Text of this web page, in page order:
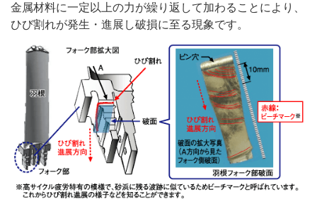
金属材料に一定以上の力が繰り返して加わることにより、
ひび割れが発生・進展し破損に至る現象です。